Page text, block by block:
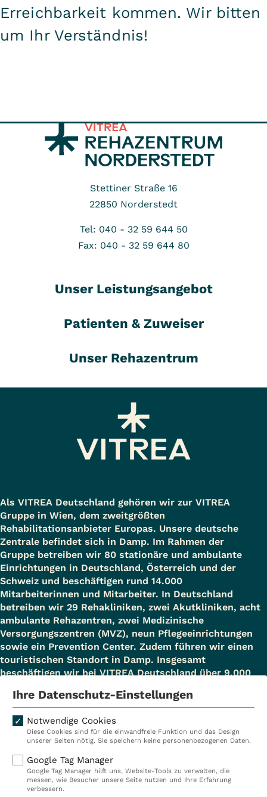
Erreichbarkeit kommen. Wir bitten
um Ihr Verständnis!
Stettiner Straße 16
22850 Norderstedt
Tel: 040 - 32 59 644 50
Fax: 040 - 32 59 644 80
Unser Leistungsangebot
Patienten & Zuweiser
Unser Rehazentrum
Als VITREA Deutschland gehören wir zur VITREA
Gruppe in Wien, dem zweitgrößten
Rehabilitationsanbieter Europas. Unsere deutsche
Zentrale befindet sich in Damp. Im Rahmen der
Gruppe betreiben wir 80 stationäre und ambulante
Einrichtungen in Deutschland, Österreich und der
Schweiz und beschäftigen rund 14.000
Mitarbeiterinnen und Mitarbeiter. In Deutschland
betreiben wir 29 Rehakliniken, zwei Akutkliniken, acht
ambulante Rehazentren, zwei Medizinische
Versorgungszentren (MVZ), neun Pflegeeinrichtungen
sowie ein Prevention Center. Zudem führen wir einen
touristischen Standort in Damp. Insgesamt
beschäftigen wir bei VITREA Deutschland über 9.000
Kliniken
Ambulant
Reha
Prävention
Karriere
Ihre Datenschutz-Einstellungen
Notwendige Cookies
Diese Cookies sind für die einwandfreie Funktion und das Design
unserer Seiten nötig. Sie speichern keine personenbezogenen Daten.
Google Tag Manager
Google Tag Manager hilft uns, Website-Tools zu verwalten, die
messen, wie Besucher unsere Seite nutzen und Ihre Erfahrung
verbessern.